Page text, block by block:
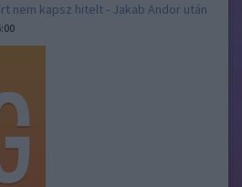
nem kapsz hitelt - Jakab Andor után